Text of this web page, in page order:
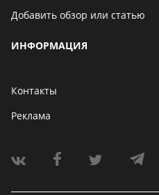
Добавить обзор или статью
ИНФОРМАЦИЯ
Контакты
Реклама